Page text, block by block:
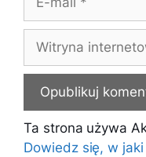
Witryna
internetowa
Ta strona używa
Dowiedz się, w